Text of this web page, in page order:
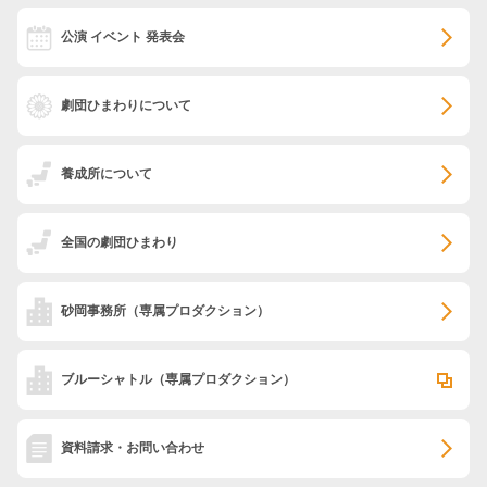
公演 イベント 発表会
劇団ひまわりについて
養成所について
全国の劇団ひまわり
砂岡事務所 （専属プロダクション）
ブルーシャトル（専属プロダクション）
資料請求・お問い合わせ